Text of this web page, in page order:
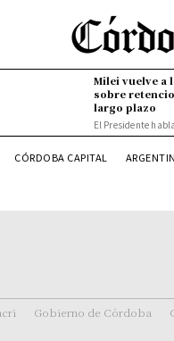
Milei vuelve a
sobre
largo plazo
El Presidente
CÓRDOBA CAPITAL
Gobierno de Córdoba